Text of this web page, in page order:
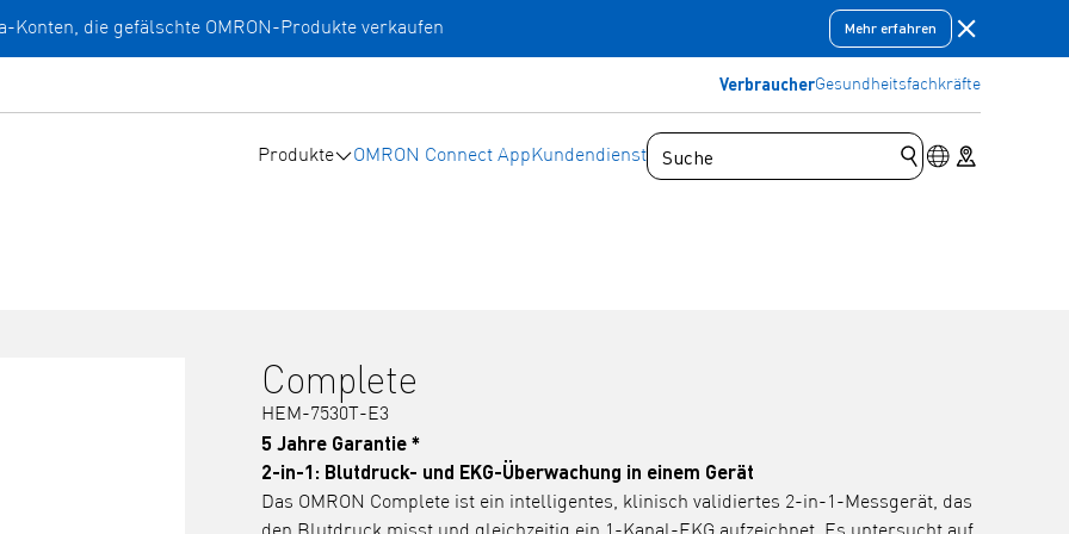
Konten, die gefälschte OMRON-Produkte verkaufen Mehr erfahren
VerbraucherGesundheitsfachkräfte
Produkte OMRON Connect AppKundendienst
Suchanfrage
Umschalter für
Store locator
Complete
HEM-7530T-E3
5 Jahre Garantie *
2-in-1: Blutdruck- und EKG-Überwachung in einem Gerät
Das OMRON Complete ist ein intelligentes, klinisch validiertes 2-in-1-Messgerät, das